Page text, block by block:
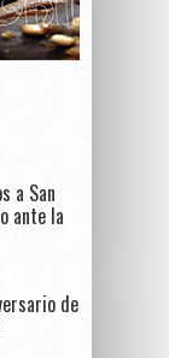
a San
ante la
de